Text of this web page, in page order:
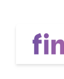
Vandaag